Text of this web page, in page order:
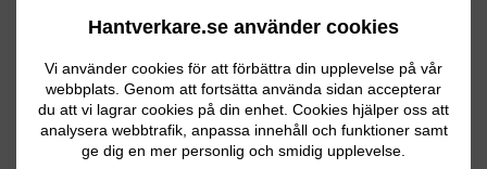
Hantverkare.se använder cookies
Vi använder cookies för att förbättra din upplevelse på vår
webbplats. Genom att fortsätta använda sidan accepterar
du att vi lagrar cookies på din enhet. Cookies hjälper oss att
analysera webbtrafik, anpassa innehåll och funktioner samt
ge dig en mer personlig och smidig upplevelse.
Behöver hjälp med att dränera bort
vatten som lägger sig i stora pölar i ett
hörn av vår tomt.